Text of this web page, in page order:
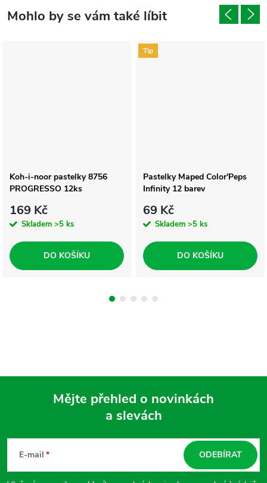
Koh-i-noor pastelky 8756
PROGRESSO 12ks
169 Kč
Skladem >5 ks
DO KOŠÍKU
Tip
Pastelky Maped Color'Peps
Infinity 12 barev
69 Kč
Skladem >5 ks
DO KOŠÍKU
Mějte přehled o novinkách
a slevách
E-mail ODEBÍRAT